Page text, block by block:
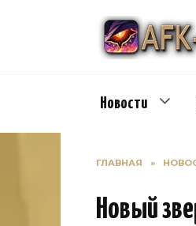
Новости
ГЛАВНАЯ »
Новый